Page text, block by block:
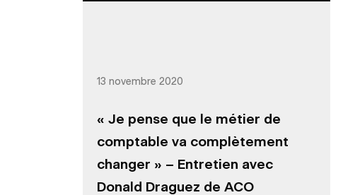
« Je pense que le métier de
comptable va complètement
changer » – Entretien avec
Donald Draguez de ACO
13 novembre 2020